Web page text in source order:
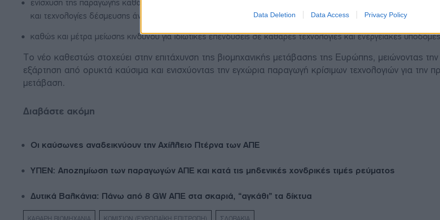
Data Deletion Data Access Privacy Policy
ενίσχυση της παραγωγής καθαρών τεχνολογιών, όπως μπαταρίες, φωτοβολταϊκά, ανεμογεννήτριες, αντλίες
και τεχνολογίες δέσμευσης άνθρακα,
καθώς και μέτρα μείωσης κινδύνου για ιδιωτικές επενδύσεις σε καθαρές τεχνολογίες και ενεργειακές
Το νέο καθεστώς στοχεύει στην επιτάχυνση της βιομηχανικής μετάβασης της Ευρώπης, μειώνοντας την
εξάρτηση από ορυκτά καύσιμα και ενισχύοντας την εγχώρια παραγωγή κρίσιμων τεχνολογιών για την
μετάβαση.
Διαβάστε ακόμη
Οι καύσωνες αναδεικνύουν την Αχίλλειο Πτέρνα των ΑΠΕ
ΥΠΕΝ: Αποζημίωση των παραγωγών ΑΠΕ και κατά τις μηδενικές χονδρικές τιμές ρεύματος
Δυτικά Βαλκάνια: Πάνω από 8 GW ΑΠΕ στα σκαριά, “αγκάθι” τα δίκτυα